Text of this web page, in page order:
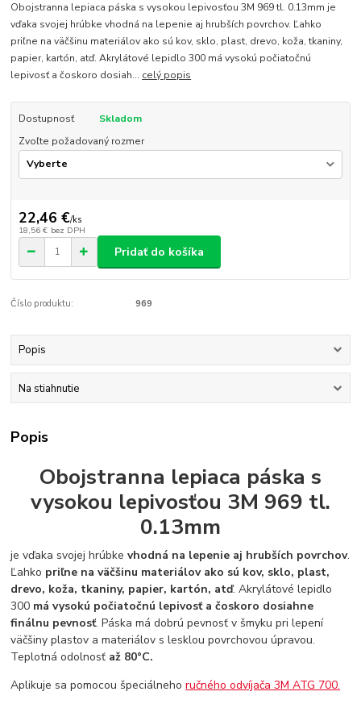
Obojstranna lepiaca páska s vysokou lepivosťou 3M 969 tl. 0.13mm je
vďaka svojej hrúbke vhodná na lepenie aj hrubších povrchov. Ľahko
priľne na väčšinu materiálov ako sú kov, sklo, plast, drevo, koža, tkaniny,
papier, kartón, atď. Akrylátové lepidlo 300 má vysokú počiatočnú
lepivosť a čoskoro dosiah... celý popis
Dostupnosť
Skladom
Zvoľte požadovaný rozmer
22,46 €/ks
18,56 € bez DPH
Pridať do košíka
Číslo produktu: 969
Popis
Na stiahnutie
Popis
Obojstranna lepiaca páska s
vysokou lepivosťou 3M 969 tl.
0.13mm
je vďaka svojej hrúbkevhodná na lepenie aj hrubších povrchov.
Ľahko priľne na väčšinu materiálov ako sú kov, sklo, plast,
drevo, koža, tkaniny, papier, kartón, atď. Akrylátové lepidlo
300 má vysokú počiatočnú lepivosť a čoskoro dosiahne
finálnu pevnosť. Páska má dobrú pevnosť v šmyku pri lepení
väčšiny plastov a materiálov s lesklou povrchovou úpravou.
Teplotná odolnosť až 80°C.
Aplikuje sa pomocou špeciálnehoručného odvíjača 3M ATG 700.